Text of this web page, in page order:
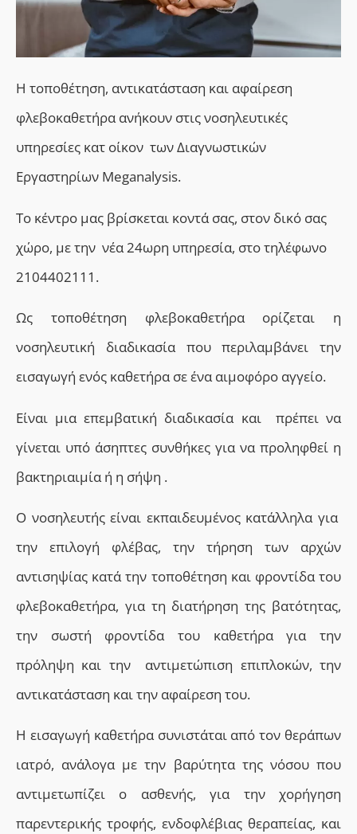
H τοποθέτηση, αντικατάσταση και αφαίρεση
φλεβοκαθετήρα ανήκουν στις νοσηλευτικές
υπηρεσίες κατ οίκον των Διαγνωστικών
Εργαστηρίων Meganalysis.
Το κέντρο μας βρίσκεται κοντά σας, στον δικό σας
χώρο, με την νέα 24ωρη υπηρεσία, στο τηλέφωνο
2104402111.
Ως τοποθέτηση φλεβοκαθετήρα ορίζεται η
νοσηλευτική διαδικασία που περιλαμβάνει την
εισαγωγή ενός καθετήρα σε ένα αιμοφόρο αγγείο.
Είναι μια επεμβατική διαδικασία και πρέπει να
γίνεται υπό άσηπτες συνθήκες για να προληφθεί η
βακτηριαιμία ή η σήψη .
Ο νοσηλευτής είναι εκπαιδευμένος κατάλληλα για
την επιλογή φλέβας, την τήρηση των αρχών
αντισηψίας κατά την τοποθέτηση και φροντίδα του
φλεβοκαθετήρα, για τη διατήρηση της βατότητας,
την σωστή φροντίδα του καθετήρα για την
πρόληψη και την αντιμετώπιση επιπλοκών, την
αντικατάσταση και την αφαίρεση του.
Η εισαγωγή καθετήρα συνιστάται από τον θεράπων
ιατρό, ανάλογα με την βαρύτητα της νόσου που
αντιμετωπίζει ο ασθενής, για την χορήγηση
παρεντερικής τροφής, ενδοφλέβιας θεραπείας, και